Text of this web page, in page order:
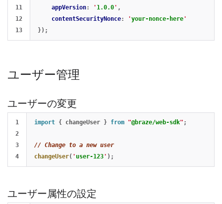
11
12
appVersion: ' 1.0.0' ,
contentSecurityNonce: 'your-nonce-here'
});
ユーザー管理
ユーザーの変更
1
2
3
import { changeUser } from "@braze/web-sdk" ;
// Change to a new user
changeUser( ' user-123' );
ユーザー属性の設定